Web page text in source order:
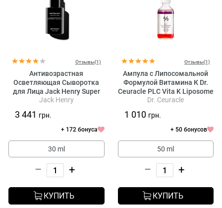
Отзывы(1)
Антивозрастная
Осветляющая Сыворотка
для Лица Jack Henry Super
Face Serum
Jack Henry
3 441 грн.
+ 172 бонуса
30 ml
– +
КУПИТЬ
Отзывы(1)
Ампула с Липосомальной
Формулой Витамина К Dr.
Ceuracle PLC Vita K Liposome
Oil Ampoule
Dr. Ceuracle
1 010 грн.
+ 50 бонусов
50 ml
– +
КУПИТЬ